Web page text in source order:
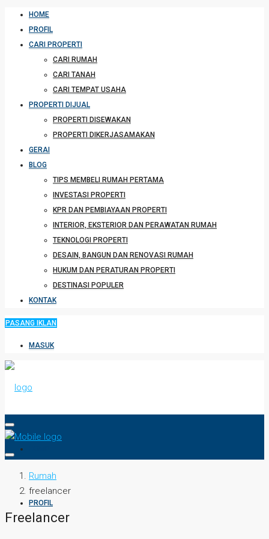
HOME
PROFIL
CARI PROPERTI
CARI RUMAH
CARI TANAH
CARI TEMPAT USAHA
PROPERTI DIJUAL
PROPERTI DISEWAKAN
PROPERTI DIKERJASAMAKAN
GERAI
BLOG
TIPS MEMBELI RUMAH PERTAMA
INVESTASI PROPERTI
KPR DAN PEMBIAYAAN PROPERTI
INTERIOR, EKSTERIOR DAN PERAWATAN RUMAH
TEKNOLOGI PROPERTI
DESAIN, BANGUN DAN RENOVASI RUMAH
HUKUM DAN PERATURAN PROPERTI
DESTINASI POPULER
KONTAK
PASANG IKLAN
MASUK
PROFIL
Rumah
freelancer
Freelancer